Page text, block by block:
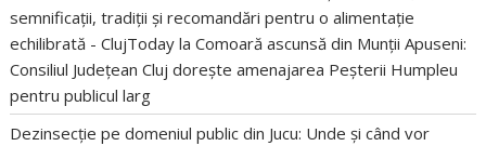
semnificații, tradiții și recomandări pentru o alimentație
echilibrată - ClujToday laComoară ascunsă din Munții Apuseni:
Consiliul Județean Cluj dorește amenajarea Peșterii Humpleu
pentru publicul larg
Dezinsecție pe domeniul public din Jucu: Unde și când vor